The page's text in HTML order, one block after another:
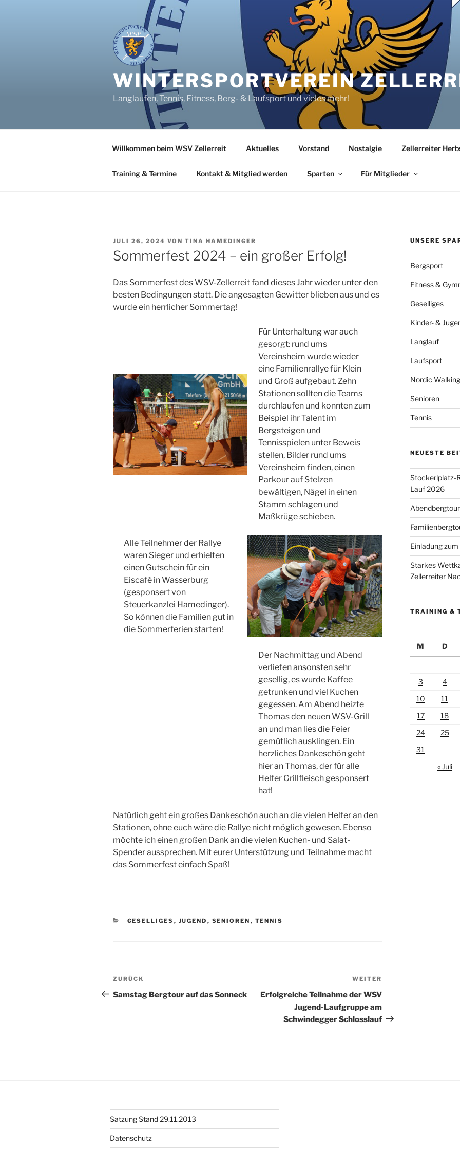
WINTERSPORTVEREIN
Langlaufen, Tennis, Fitness, Berg- & Laufsport und vieles mehr!
Willkommen beim WSV Zellerreit Aktuelles Vorstand Nostalgie Zellerreiter
Training & Termine Kontakt & Mitglied werden Sparten Für Mitglieder
VERÖFFENTLICHT
AM
JULI 26, 2024 VON TINA HAMEDINGER
Sommerfest 2024 – ein großer Erfolg!
Das Sommerfest des WSV-Zellerreit fand dieses Jahr wieder unter den
besten Bedingungen statt. Die angesagten Gewitter blieben aus und es
wurde ein herrlicher Sommertag!
Für Unterhaltung war auch
gesorgt: rund ums
Vereinsheim wurde wieder
eine Familienrallye für Klein
und Groß aufgebaut. Zehn
Stationen sollten die Teams
durchlaufen und konnten zum
Beispiel ihr Talent im
Bergsteigen und
Tennisspielen unter Beweis
stellen, Bilder rund ums
Vereinsheim finden, einen
Parkour auf Stelzen
bewältigen, Nägel in einen
Stamm schlagen und
Maßkrüge schieben.
Alle Teilnehmer der Rallye
waren Sieger und erhielten
einen Gutschein für ein
Eiscafé in Wasserburg
(gesponsert von
Steuerkanzlei Hamedinger).
So können die Familien gut in
die Sommerferien starten!
Der Nachmittag und Abend
verliefen ansonsten sehr
gesellig, es wurde Kaffee
getrunken und viel Kuchen
gegessen. Am Abend heizte
Thomas den neuen WSV-Grill
an und man lies die Feier
gemütlich ausklingen. Ein
herzliches Dankeschön geht
hier an Thomas, der für alle
Helfer Grillfleisch gesponsert
hat!
Natürlich geht ein großes Dankeschön auch an die vielen Helfer an den
Stationen, ohne euch wäre die Rallye nicht möglich gewesen. Ebenso
möchte ich einen großen Dank an die vielen Kuchen- und Salat-
Spender aussprechen. Mit eurer Unterstützung und Teilnahme macht
das Sommerfest einfach Spaß!
KATEGORIEN
GESELLIGES , JUGEND , SENIOREN , TENNIS
Beitragsnavigation
Vorheriger
Beitrag
ZURÜCK
Samstag Bergtour auf das Sonneck
Beitrag
WEITER
Erfolgreiche Teilnahme der WSV
Jugend-Laufgruppe am
Schwindegger Schlosslauf
UNSERE
Bergsport
Fitness &
Geselliges
Kinder- &
Langlauf
Laufsport
Nordic Walking
Senioren
Tennis
NEUESTE
Stockerlplatz-
Lauf 2026
Einladung
Starkes
Zellerreiter
TRAINING &
M
D
3
4
10
11
17
18
24
25
31
« Juli
Satzung Stand 29.11.2013
Datenschutz